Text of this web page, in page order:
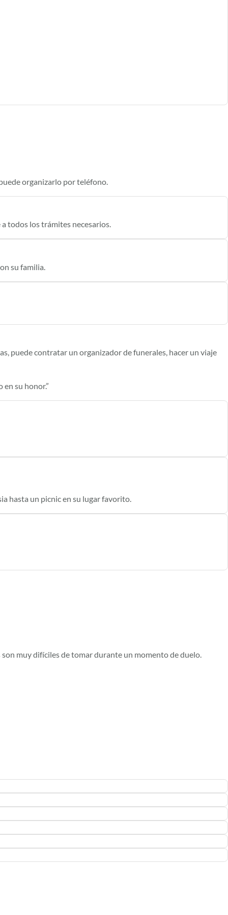
organizarlo por teléfono.
todos los trámites necesarios.
su familia.
puede contratar un organizador de funerales, hacer un viaje
su honor.”
hasta un picnic en su lugar favorito.
muy difíciles de tomar durante un momento de duelo.